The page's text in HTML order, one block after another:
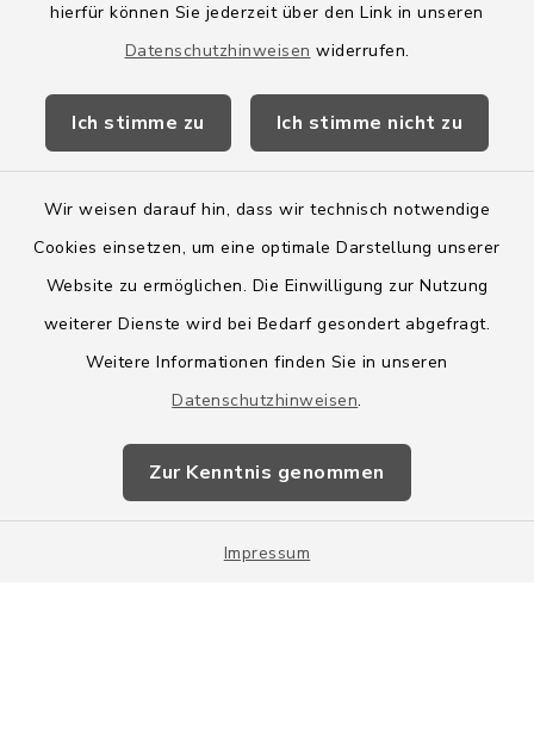
hierfür können Sie jederzeit über den Link in unseren
Datenschutzhinweisen widerrufen.
Ich stimme zu Ich stimme nicht zu
Wir weisen darauf hin, dass wir technisch notwendige
Cookies einsetzen, um eine optimale Darstellung unserer
Website zu ermöglichen. Die Einwilligung zur Nutzung
weiterer Dienste wird bei Bedarf gesondert abgefragt.
Weitere Informationen finden Sie in unseren
Datenschutzhinweisen.
Zur Kenntnis genommen
Impressum
Amtsbroschüre
Wege-Zweckverband
Barrierefreiheit
Impressum
Sitemap